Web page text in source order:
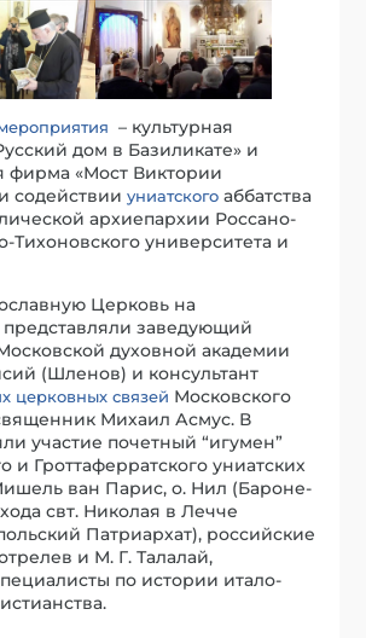
– культурная
дом в Базиликате» и
фирма «Мост Виктории
содействииуниатского аббатства
архиепархии Россано-
Тихоновского университета и
Церковь на
заведующий
духовной академии
(Шленов) и консультант
церковных связей Московского
Михаил Асмус. В
участие почетный “игумен”
и Гроттаферратского униатских
ван Парис, о. Нил (Бароне-
свт. Николая в Лечче
Патриархат), российские
и М. Г. Талалай,
по истории итало-